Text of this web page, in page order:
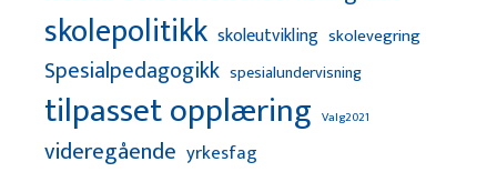
skolepolitikk skoleutvikling skolevegring
Spesialpedagogikk spesialundervisning
tilpasset opplæring Valg2021
videregående yrkesfag